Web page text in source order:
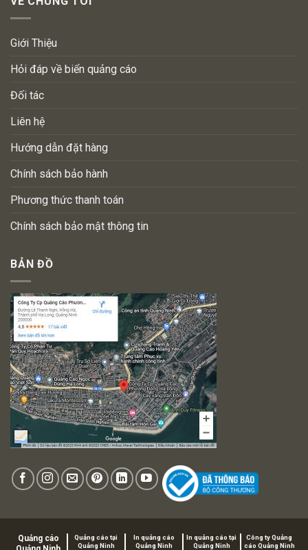
Giới Thiệu
Hỏi đáp về biển quảng cáo
Đối tác
Liên hệ
Hướng dẫn đặt hàng
Chính sách bảo hành
Phương thức thanh toán
Chính sách bảo mật thông tin
BẢN ĐỒ
Quảng cáo
Quảng cáo tại
Quảng Ninh
In quảng cáo
Quảng Ninh
In quảng cáo tại
Quảng Ninh
Công ty Quảng
cáo Quảng Ninh